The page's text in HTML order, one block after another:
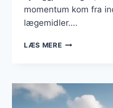
momentum kom fra
lægemidler….
LÆS MEREDANSK
VÆKST,
SÅRBARHEDER